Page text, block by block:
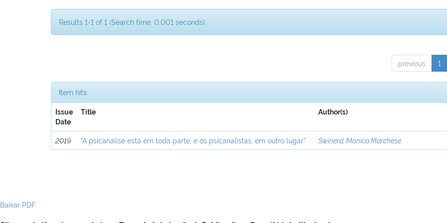
Results 1-1 of 1 (Search time: 0.001 seconds).
previous 1
Item hits:
Issue
Date
Title Author(s)
2019 "A psicanálise está em toda parte, e os psicanalistas, em outro lugar” Swinerd, Monica Marchese
Baixar PDF